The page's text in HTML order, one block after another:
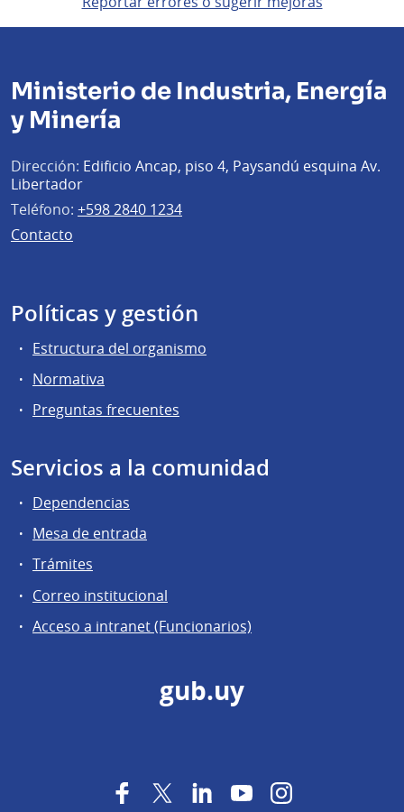
Ministerio de Industria, Energía
y Minería
Dirección: Edificio Ancap, piso 4, Paysandú esquina Av.
Libertador
Teléfono: +598 2840 1234
Contacto
Políticas y gestión
Estructura del organismo
Normativa
Preguntas frecuentes
Servicios a la comunidad
Dependencias
Mesa de entrada
Trámites
Correo institucional
Acceso a intranet (Funcionarios)
gub.uy
FacebookTwitter LinkedInYouTubeInstagram